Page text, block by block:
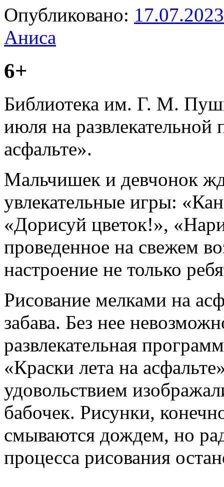
Опубликовано: 17.07.2023
Аниса
6+
Библиотека им. Г. М.
июля на
асфальте».
Мальчишек и девчонок
увлекательные игры:
«Дорисуй цветок!»,
проведенное на свежем
настроение не только
Рисование мелками на
забава. Без нее
развлекательная
«Краски лета на
удовольствием
бабочек. Рисунки,
смываются дождем, но
процесса рисования